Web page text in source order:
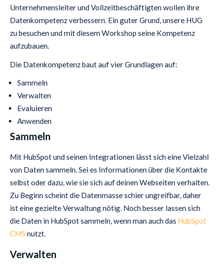
Unternehmensleiter und Vollzeitbeschäftigten wollen ihre
Datenkompetenz verbessern. Ein guter Grund, unsere HUG
zu besuchen und mit diesem Workshop seine Kompetenz
aufzubauen.
Die Datenkompetenz baut auf vier Grundlagen auf:
Sammeln
Verwalten
Evaluieren
Anwenden
Sammeln
Mit HubSpot und seinen Integrationen lässt sich eine Vielzahl
von Daten sammeln. Sei es Informationen über die Kontakte
selbst oder dazu, wie sie sich auf deinen Webseiten verhalten.
Zu Beginn scheint die Datenmasse schier ungreifbar, daher
ist eine gezielte Verwaltung nötig. Noch besser lassen sich
die Daten in HubSpot sammeln, wenn man auch das HubSpot
CMS nutzt.
Verwalten